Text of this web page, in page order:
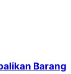
Barang